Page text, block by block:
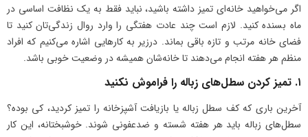
اگر می‌خواهید خانه‌ای تمیز داشته باشید، نباید فقط به یک نظافت اساسی در
ماه بسنده کنید. لازم است چند عادت هفتگی را وارد روال زندگی‌تان کنید تا
فضای خانه مرتب و تازه باقی بماند. درزیر به کارهایی اشاره می‌کنیم که افراد
منظم هر هفته انجام می‌دهند تا خانه‌شان همیشه در وضعیت خوبی باشد.
۱. تمیز کردن سطل‌های زباله را فراموش نکنید
آخرین باری که کف سطل زباله یا بازیافت آشپزخانه را تمیز کردید، کی بوده؟
سطل‌های زباله باید هر هفته شسته و ضدعفونی شوند. خوشبختانه، این کار